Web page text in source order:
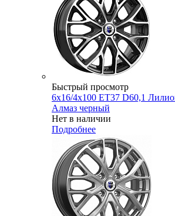
Быстрый просмотр
6x16/4x100 ET37 D60,1
Алмаз черный
Нет в наличии
Подробнее